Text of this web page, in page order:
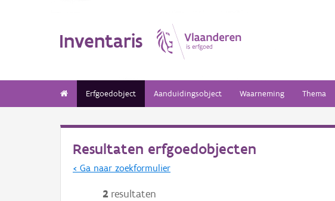
Inventaris
Erfgoedobject Aanduidingsobject Waarneming Thema
Resultaten erfgoedobjecten
< Ga naar zoekformulier
2 resultaten